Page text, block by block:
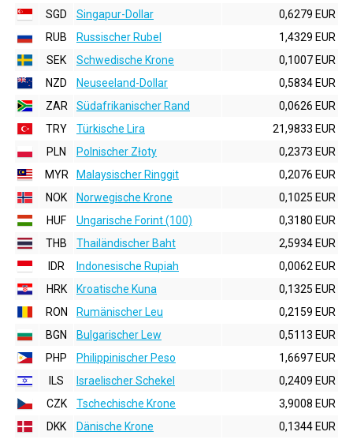
SGD
Singapur-Dollar
0,6279 EUR
RUB
Russischer Rubel
1,4329 EUR
SEK
Schwedische Krone
0,1007 EUR
NZD
Neuseeland-Dollar
0,5834 EUR
ZAR
Südafrikanischer Rand
0,0626 EUR
TRY
Türkische Lira
21,9833 EUR
PLN
Polnischer Złoty
0,2373 EUR
MYR
Malaysischer Ringgit
0,2076 EUR
NOK
Norwegische Krone
0,1025 EUR
HUF
Ungarische Forint (100)
0,3180 EUR
THB
Thailändischer Baht
2,5934 EUR
IDR
Indonesische Rupiah
0,0062 EUR
HRK
Kroatische Kuna
0,1325 EUR
RON
Rumänischer Leu
0,2159 EUR
BGN
Bulgarischer Lew
0,5113 EUR
PHP
Philippinischer Peso
1,6697 EUR
ILS
Israelischer Schekel
0,2409 EUR
CZK
Tschechische Krone
3,9008 EUR
DKK
Dänische Krone 0,1344 EUR